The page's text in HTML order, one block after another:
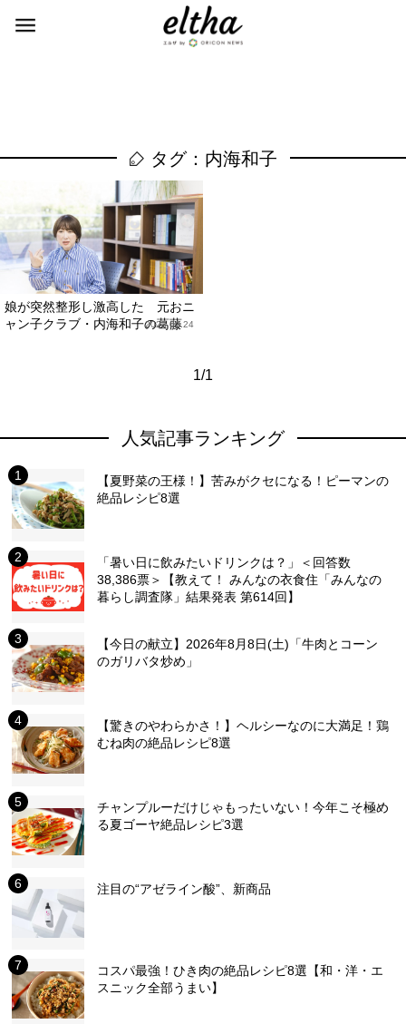
タグ：内海和子
娘が突然整形し激高した 元おニ
ャン子クラブ・内海和子の葛藤
2023.02.24
1/1
人気記事ランキング
【夏野菜の王様！】苦みがクセになる！ピーマンの
絶品レシピ8選
「暑い日に飲みたいドリンクは？」＜回答数
38,386票＞【教えて！ みんなの衣食住「みんなの
暮らし調査隊」結果発表 第614回】
【今日の献立】2026年8月8日(土)「牛肉とコーン
のガリバタ炒め」
【驚きのやわらかさ！】ヘルシーなのに大満足！鶏
むね肉の絶品レシピ8選
チャンプルーだけじゃもったいない！今年こそ極め
る夏ゴーヤ絶品レシピ3選
注目の“アゼライン酸”、新商品
コスパ最強！ひき肉の絶品レシピ8選【和・洋・エ
スニック全部うまい】